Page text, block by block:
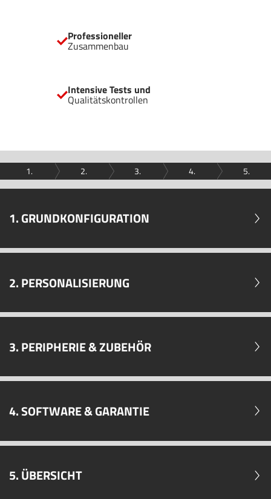
Professioneller
Zusammenbau
Intensive Tests und
Qualitätskontrollen
1. 2. 3. 4. 5.
1. GRUNDKONFIGURATION
2. PERSONALISIERUNG
3. PERIPHERIE & ZUBEHÖR
4. SOFTWARE & GARANTIE
5. ÜBERSICHT